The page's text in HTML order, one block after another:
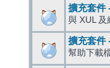
擴充套件
與 XUL
擴充套件
幫助下載